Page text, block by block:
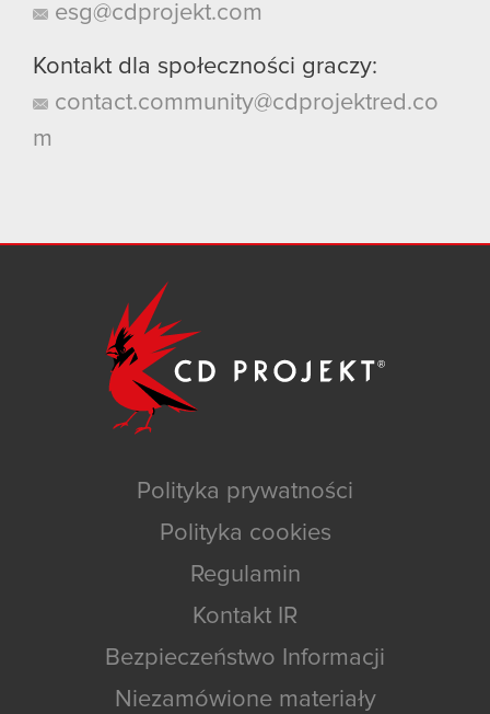
esg@cdprojekt.com
Kontakt dla społeczności graczy:
contact.community@cdprojektred.co
m
Polityka prywatności
Polityka cookies
Regulamin
Kontakt IR
Bezpieczeństwo Informacji
Niezamówione materiały